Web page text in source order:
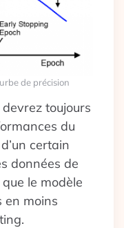
de précision
toujours
du
certain
données de
le modèle
en moins